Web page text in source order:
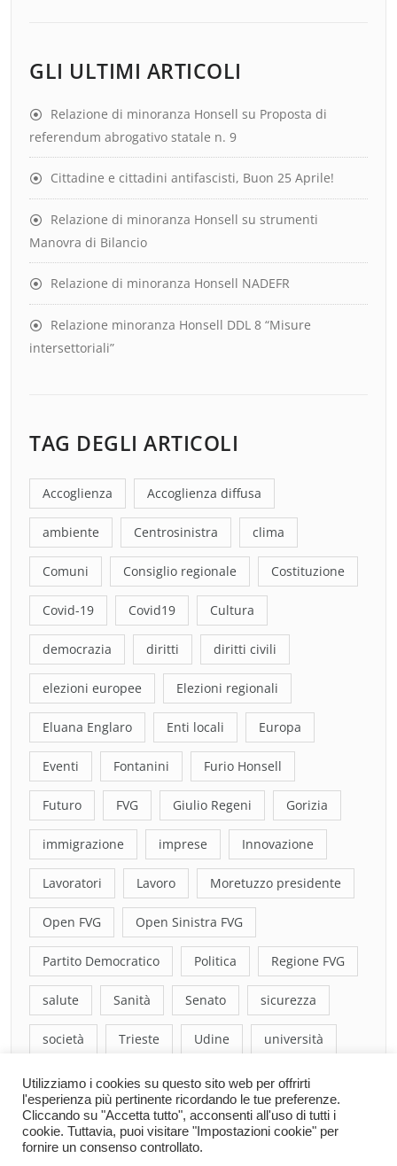
GLI ULTIMI ARTICOLI
Relazione di minoranza Honsell su Proposta di
referendum abrogativo statale n. 9
Cittadine e cittadini antifascisti, Buon 25 Aprile!
Relazione di minoranza Honsell su strumenti
Manovra di Bilancio
Relazione di minoranza Honsell NADEFR
Relazione minoranza Honsell DDL 8 “Misure
intersettoriali”
TAG DEGLI ARTICOLI
Accoglienza Accoglienza diffusa
ambiente Centrosinistra clima
Comuni Consiglio regionale Costituzione
Covid-19 Covid19 Cultura
democrazia diritti diritti civili
elezioni europee Elezioni regionali
Eluana Englaro Enti locali Europa
Eventi Fontanini Furio Honsell
Futuro FVG Giulio Regeni Gorizia
immigrazione imprese Innovazione
Lavoratori Lavoro Moretuzzo presidente
Open FVG Open Sinistra FVG
Partito Democratico Politica Regione FVG
salute Sanità Senato sicurezza
società Trieste Udine università
Utilizziamo i cookies su questo sito web per offrirti
l'esperienza più pertinente ricordando le tue preferenze.
Cliccando su "Accetta tutto", acconsenti all'uso di tutti i
cookie. Tuttavia, puoi visitare "Impostazioni cookie" per
fornire un consenso controllato.